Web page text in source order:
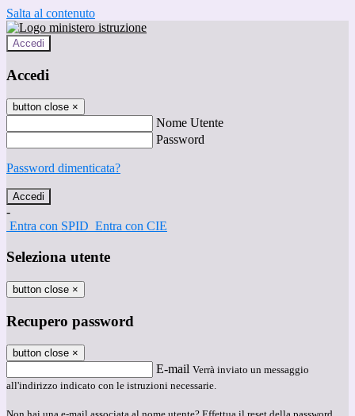
Salta al contenuto
Accedi
Accedi
button close ×
Nome Utente
Password
Password dimenticata?
-
Entra con SPID Entra con CIE
Seleziona utente
button close ×
Recupero password
button close ×
E-mail Verrà inviato un messaggio
all'indirizzo indicato con le istruzioni necessarie.